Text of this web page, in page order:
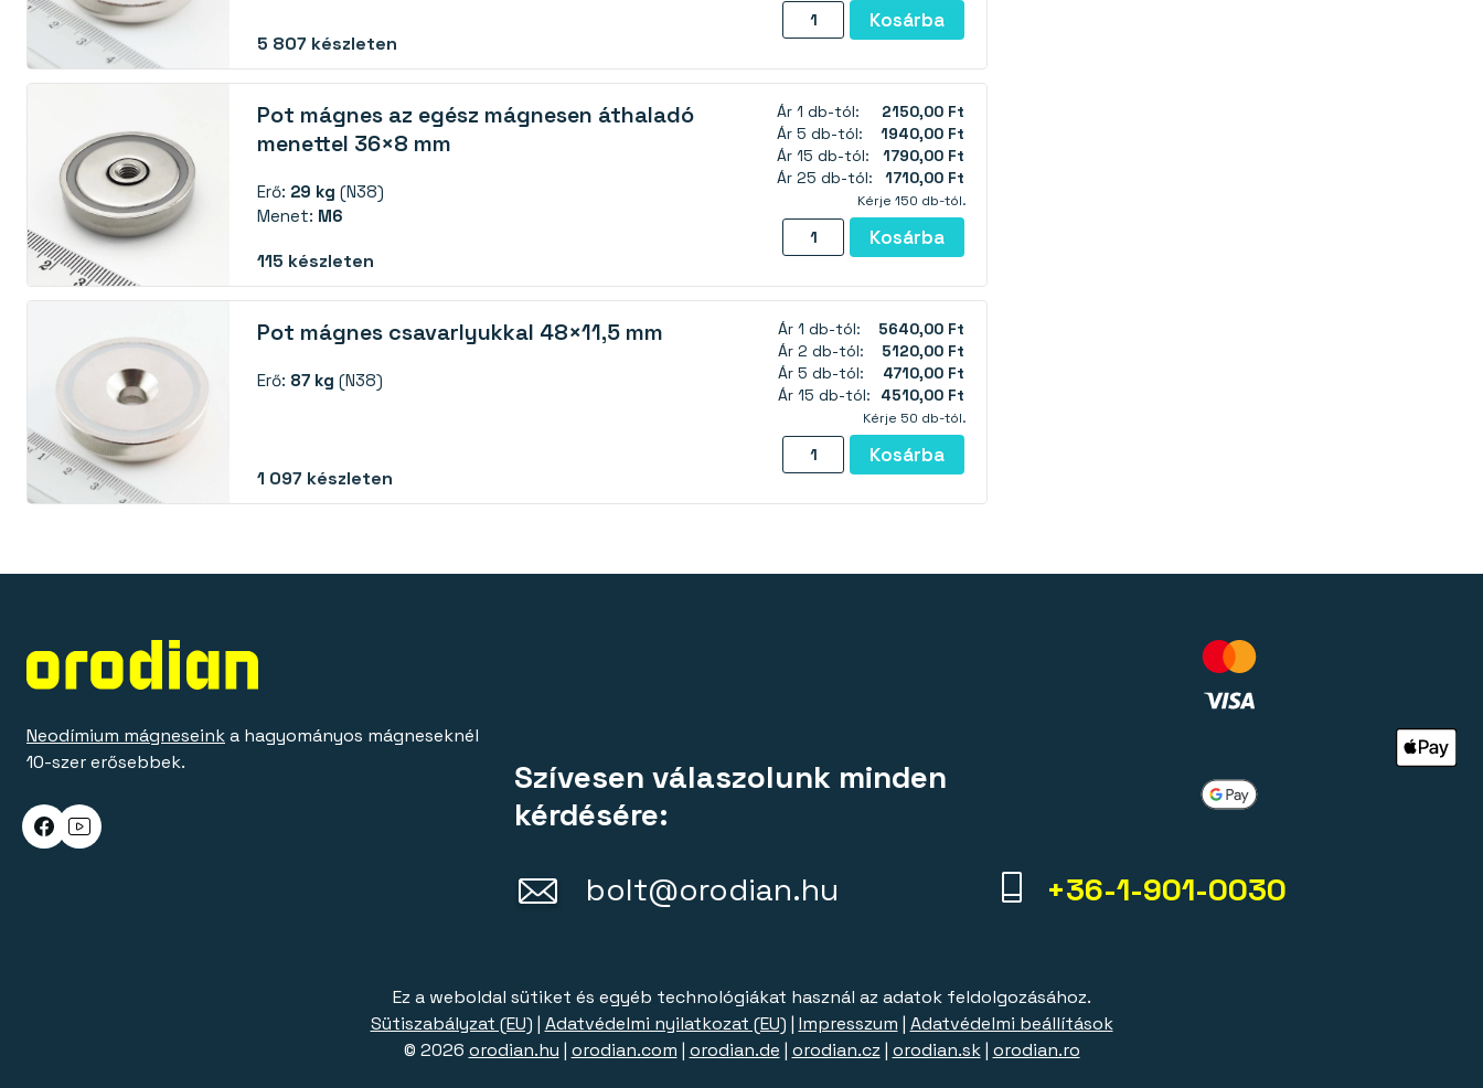
5 807 készleten
Pot
mágnes
csavarlyukkal
mm
mennyiség
Kosárba
Pot mágnes az egész mágnesen áthaladó
menettel 36×8 mm
Erő: 29 kg (N38)
Menet: M6
115 készleten
Ár 1 db-tól:
2150,00 Ft
Ár 5 db-tól:
1940,00 Ft
Ár 15 db-tól:
1790,00 Ft
Ár 25 db-tól:
1710,00 Ft
Kérje 150 db-tól.
Pot
mágnes
az
mágnesen
áthaladó
menettel
mm
mennyiség
Kosárba
Pot mágnes csavarlyukkal 48×11,5 mm
Erő: 87 kg (N38)
1 097 készleten
Ár 1 db-tól:
5640,00 Ft
Ár 2 db-tól:
5120,00 Ft
Ár 5 db-tól:
4710,00 Ft
Ár 15 db-tól:
4510,00 Ft
Kérje 50 db-tól.
Pot
mágnes
csavarlyukkal
mennyiség
Kosárba
Neodímium mágneseinka hagyományos mágneseknél
10-szer erősebbek.
Szívesen válaszolunk minden
kérdésére:
bolt@orodian.hu
+36-1-901-0030
Ez a weboldal sütiket és egyéb technológiákat használ az adatok feldolgozásához.
Sütiszabályzat (EU) | Adatvédelmi nyilatkozat (EU) | Impresszum | Adatvédelmi beállítások
© 2026 orodian.hu | orodian.com | orodian.de | orodian.cz| orodian.sk| orodian.ro